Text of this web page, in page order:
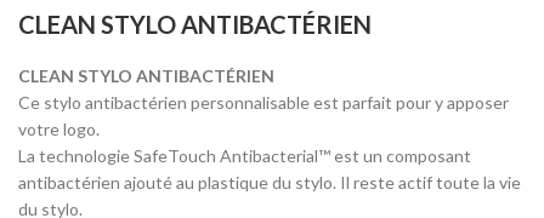
CLEAN STYLO ANTIBACTÉRIEN
CLEAN STYLO ANTIBACTÉRIEN
Ce stylo antibactérien personnalisable est parfait pour y apposer
votre logo.
La technologie SafeTouch Antibacterial™ est un composant
antibactérien ajouté au plastique du stylo. Il reste actif toute la vie
du stylo.